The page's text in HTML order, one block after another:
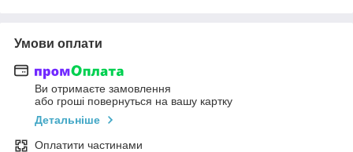
Умови оплати
Ви отримаєте замовлення
або гроші повернуться на вашу картку
Детальніше
Оплатити частинами